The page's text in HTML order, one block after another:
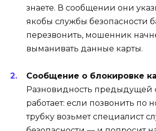
знаете. В сообщении они
якобы службы безопасности
перезвонить, мошенник
выманивать данные карты.
Сообщение о блокировке
Разновидность предыдущей
работает: если позвонить по
трубку возьмет специалист